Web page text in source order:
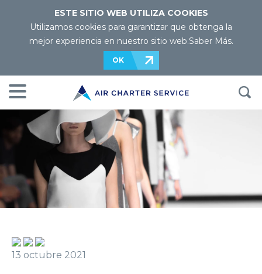
ESTE SITIO WEB UTILIZA COOKIES
Utilizamos cookies para garantizar que obtenga la
mejor experiencia en nuestro sitio web.Saber Más.
OK
13 octubre 2021